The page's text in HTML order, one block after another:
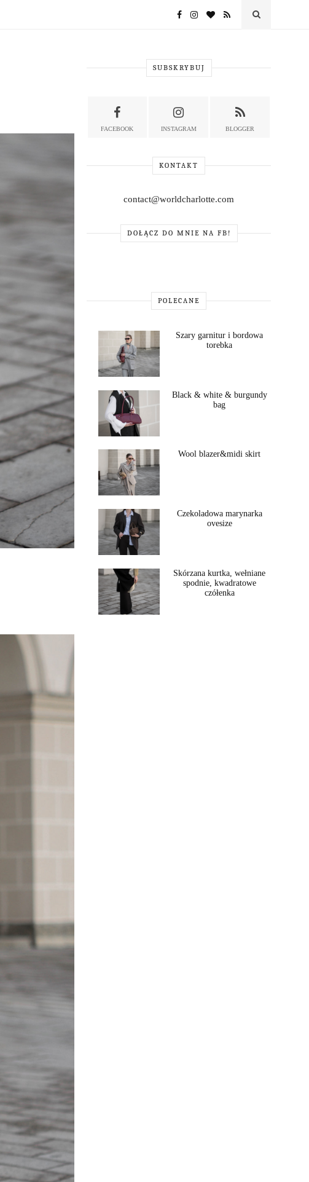
SUBSKRYBUJ
FACEBOOK INSTAGRAM BLOGGER
KONTAKT
contact@worldcharlotte.com
DOŁĄCZ DO MNIE NA FB!
POLECANE
Szary garnitur i bordowa
torebka
Black & white & burgundy
bag
Wool blazer&midi skirt
Czekoladowa marynarka
ovesize
Skórzana kurtka, wełniane
spodnie, kwadratowe
czółenka